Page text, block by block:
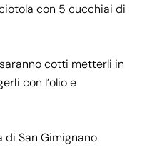
con 5 cucchiai di
cotti metterli in
con l’olio e
di San Gimignano.